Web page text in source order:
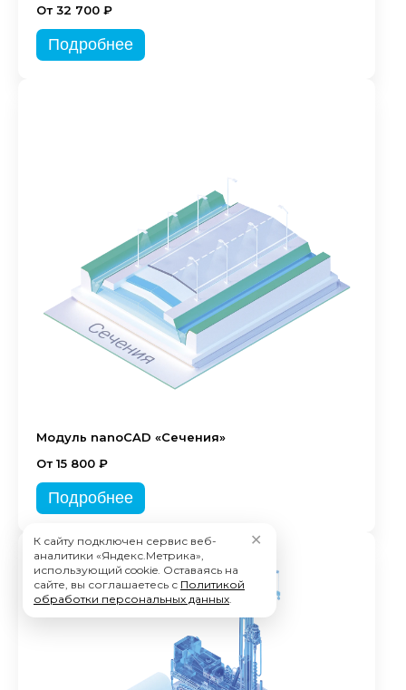
От 32 700 ₽
Подробнее
Модуль nanoCAD «Сечения»
От 15 800 ₽
Подробнее
К сайту подключен сервис веб-
аналитики «Яндекс.Метрика»,
использующий cookie. Оставаясь на
сайте, вы соглашаетесь с Политикой
обработки персональных данных.
✕